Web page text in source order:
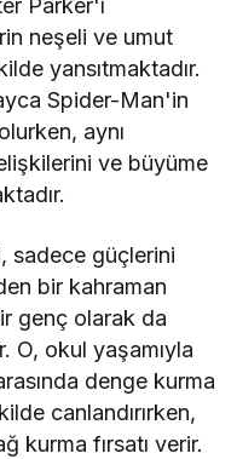
Parker'ı
neşeli ve umut
yansıtmaktadır.
Spider-Man'in
aynı
ve büyüme
sadece güçlerini
bir kahraman
genç olarak da
O, okul yaşamıyla
denge kurma
canlandırırken,
kurma fırsatı verir.